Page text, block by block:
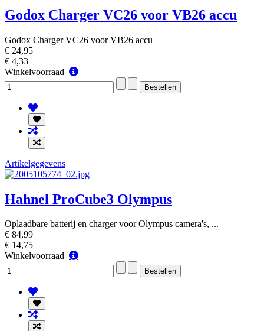
Godox Charger VC26 voor VB26 accu
Godox Charger VC26 voor VB26 accu
€ 24,95
€ 4,33
Winkelvoorraad
Winkelvoorraad
Artikelgegevens
Hahnel ProCube3 Olympus
Oplaadbare batterij en charger voor Olympus camera's, ...
€ 84,99
€ 14,75
Winkelvoorraad
Winkelvoorraad